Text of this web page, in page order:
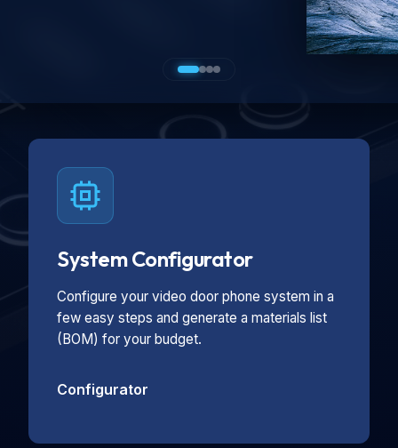
System Configurator
Configure your video door phone system in a
few easy steps and generate a materials list
(BOM) for your budget.
Configurator